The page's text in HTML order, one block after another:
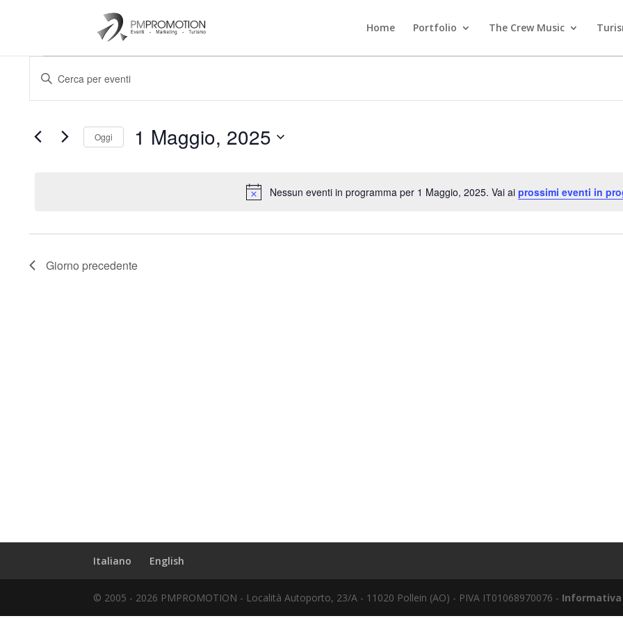
Home Portfolio The Crew Music
Eventi
for
1
Maggio,
2025
Notice
Nessun eventi in programma per 1 Maggio, 2025. Vai ai prossimi eventi in
Eventi
Ricerca
e
Navigazione
Inserisci
Parola
Chiave.
Eventi
Oggi 1 Maggio, 2025
Giorno precedente
Italiano English
© 2005 - 2026 PMPROMOTION - Località Autoporto, 23/A - 11020 Pollein (AO) - PIVA IT01068970076 - Informativa